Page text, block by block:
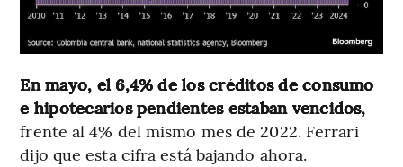
En mayo, el 6,4% de los créditos de consumo
e hipotecarios pendientes estaban vencidos,
frente al 4% del mismo mes de 2022. Ferrari
dijo que esta cifra está bajando ahora.